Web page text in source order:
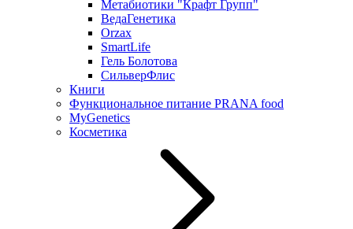
Метабиотики "Крафт Групп"
ВедаГенетика
Orzax
SmartLife
Гель Болотова
СильверФлис
Книги
Функциональное питание PRANA food
MyGenetics
Косметика